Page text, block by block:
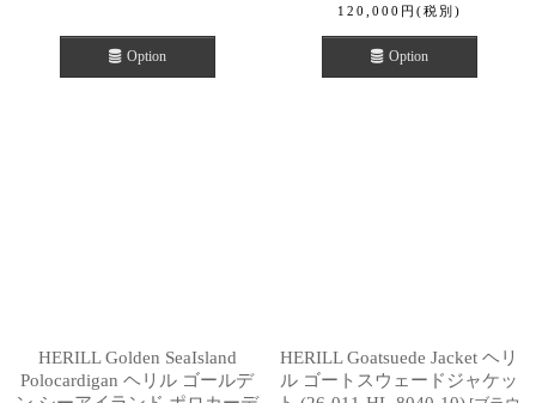
Option
120,000 円 (税別)
Option
HERILL Golden SeaIsland
Polocardigan ヘリル ゴールデ
HERILL Goatsuede Jacket ヘリ
ル ゴートスウェードジャケッ